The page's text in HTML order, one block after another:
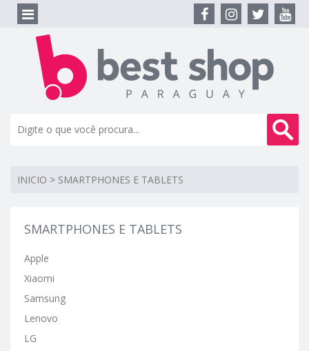
INICIO > SMARTPHONES E TABLETS
SMARTPHONES E TABLETS
Apple
Xiaomi
Samsung
Lenovo
LG